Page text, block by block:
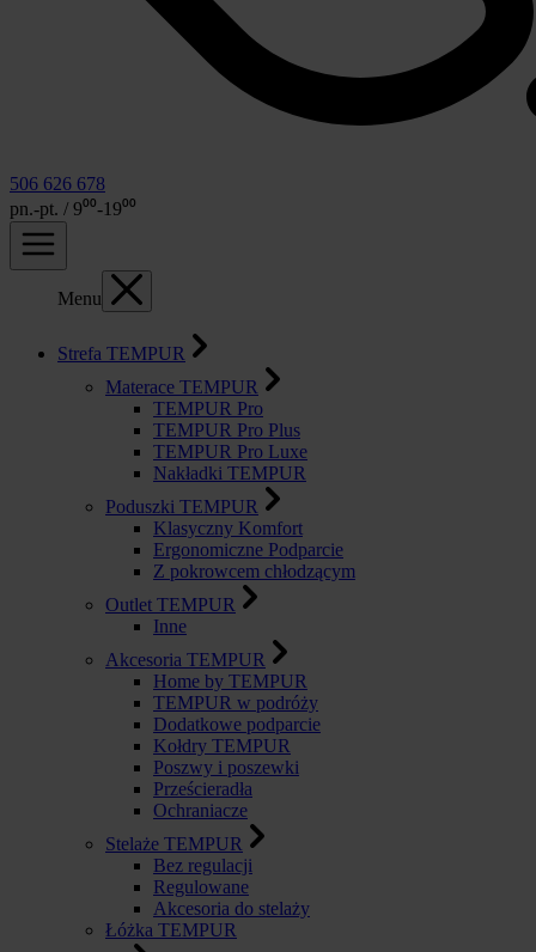
506 626 678
pn.-pt. / 9⁰⁰-19⁰⁰
Menu
Strefa TEMPUR
Materace TEMPUR
TEMPUR Pro
TEMPUR Pro Plus
TEMPUR Pro Luxe
Nakładki TEMPUR
Poduszki TEMPUR
Klasyczny Komfort
Ergonomiczne Podparcie
Z pokrowcem chłodzącym
Outlet TEMPUR
Inne
Akcesoria TEMPUR
Home by TEMPUR
TEMPUR w podróży
Dodatkowe podparcie
Kołdry TEMPUR
Poszwy i poszewki
Prześcieradła
Ochraniacze
Stelaże TEMPUR
Bez regulacji
Regulowane
Akcesoria do stelaży
Łóżka TEMPUR